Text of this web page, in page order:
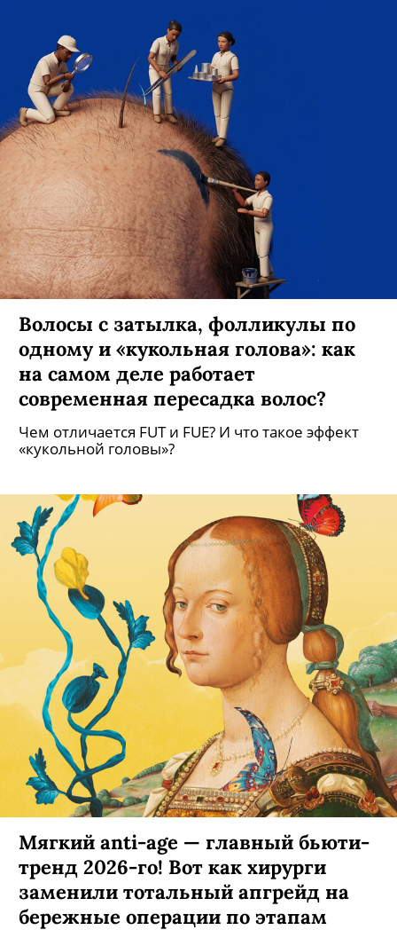
Волосы с затылка, фолликулы по
одному и «кукольная голова»: как
на самом деле работает
современная пересадка волос?
Чем отличается FUT и FUE? И что такое эффект
«кукольной головы»?
Мягкий anti-age — главный бьюти-
тренд 2026-го! Вот как хирурги
заменили тотальный апгрейд на
бережные операции по этапам